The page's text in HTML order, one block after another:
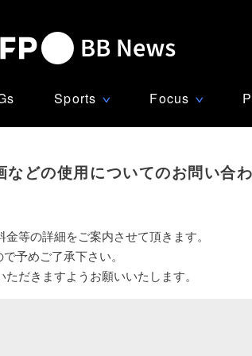
Sports ∨ Focus ∨
などの使用についてのお問い合
等の詳細をご案内させて頂きます。
予めご了承下さい。
だきますようお願いいたします。